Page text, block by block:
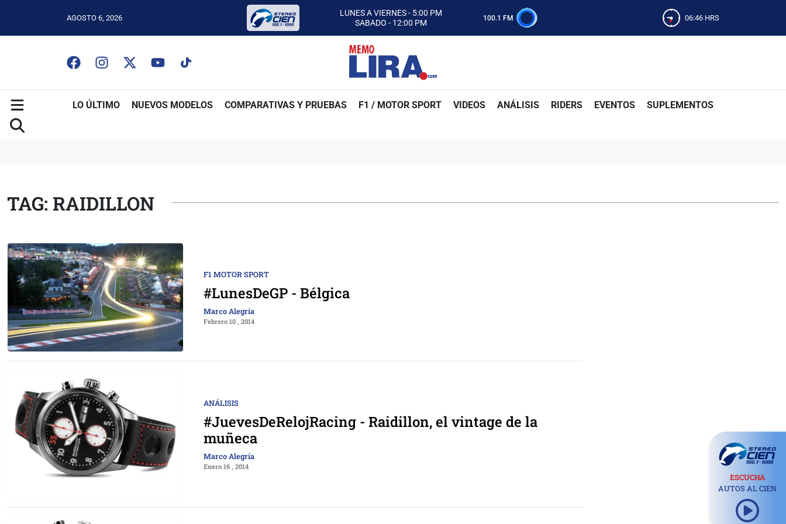
AGOSTO 6, 2026
LUNES A VIERNES - 5:00 PM
SABADO - 12:00 PM
ESCUCHA AUTOS AL CIEN
CON MEMO LIRA Y SU EQUIPO
LUNES A VIERNES - 5:00 PM
SABADO - 12:00 PM
100.1 FM 06:46 HRS
LO ÚLTIMO NUEVOS MODELOS COMPARATIVAS Y PRUEBAS F1 / MOTOR SPORT VIDEOS ANÁLISIS RIDERS EVENTOS SUPLEMENTOS
TAG: RAIDILLON
F1 MOTOR SPORT
#LunesDeGP - Bélgica
Marco Alegría
Febrero 10 , 2014
ANÁLISIS
#JuevesDeRelojRacing - Raidillon, el vintage de la
muñeca
Marco Alegría
Enero 16 , 2014
ESCUCHA
AUTOS AL CIEN